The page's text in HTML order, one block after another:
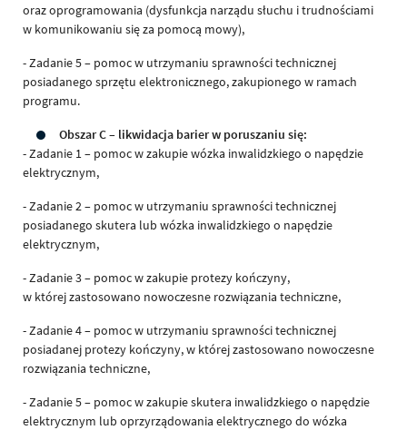
oraz oprogramowania (dysfunkcja narządu słuchu i trudnościami
w komunikowaniu się za pomocą mowy),
- Zadanie 5 – pomoc w utrzymaniu sprawności technicznej
posiadanego sprzętu elektronicznego, zakupionego w ramach
programu.
Obszar C – likwidacja barier w poruszaniu się:
- Zadanie 1 – pomoc w zakupie wózka inwalidzkiego o napędzie
elektrycznym,
- Zadanie 2 – pomoc w utrzymaniu sprawności technicznej
posiadanego skutera lub wózka inwalidzkiego o napędzie
elektrycznym,
- Zadanie 3 – pomoc w zakupie protezy kończyny,
w której zastosowano nowoczesne rozwiązania techniczne,
- Zadanie 4 – pomoc w utrzymaniu sprawności technicznej
posiadanej protezy kończyny, w której zastosowano nowoczesne
rozwiązania techniczne,
- Zadanie 5 – pomoc w zakupie skutera inwalidzkiego o napędzie
elektrycznym lub oprzyrządowania elektrycznego do wózka